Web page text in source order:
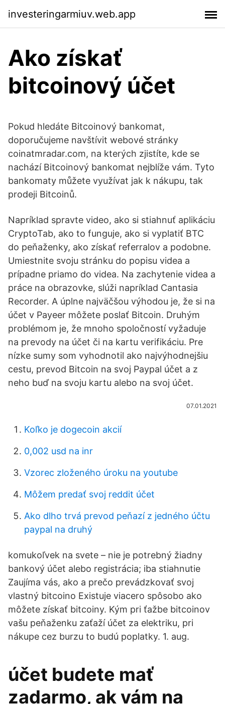
investeringarmiuv.web.app
Ako získať
bitcoinový účet
Pokud hledáte Bitcoinový bankomat,
doporučujeme navštívit webové stránky
coinatmradar.com, na kterých zjistíte, kde se
nachází Bitcoinový bankomat nejblíže vám. Tyto
bankomaty můžete využívat jak k nákupu, tak
prodeji Bitcoinů.
Napríklad spravte video, ako si stiahnuť aplikáciu
CryptoTab, ako to funguje, ako si vyplatiť BTC
do peňaženky, ako získať referralov a podobne.
Umiestnite svoju stránku do popisu videa a
prípadne priamo do videa. Na zachytenie videa a
práce na obrazovke, slúži napríklad Cantasia
Recorder. A úplne najväčšou výhodou je, že si na
účet v Payeer môžete poslať Bitcoin. Druhým
problémom je, že mnoho spoločností vyžaduje
na prevody na účet či na kartu verifikáciu. Pre
nízke sumy som vyhodnotil ako najvýhodnejšiu
cestu, prevod Bitcoin na svoj Paypal účet a z
neho buď na svoju kartu alebo na svoj účet.
07.01.2021
Koľko je dogecoin akcií
0,002 usd na inr
Vzorec zloženého úroku na youtube
Môžem predať svoj reddit účet
Ako dlho trvá prevod peňazí z jedného účtu
paypal na druhý
komukoľvek na svete – nie je potrebný žiadny
bankový účet alebo registrácia; iba stiahnutie
Zaujíma vás, ako a prečo prevádzkovať svoj
vlastný bitcoino Existuje viacero spôsobo ako
môžete získať bitcoiny. Kým pri ťažbe bitcoinov
vašu peňaženku zaťaží účet za elektriku, pri
nákupe cez burzu to budú poplatky. 1. aug.
účet budete mať
zadarmo, ak vám na